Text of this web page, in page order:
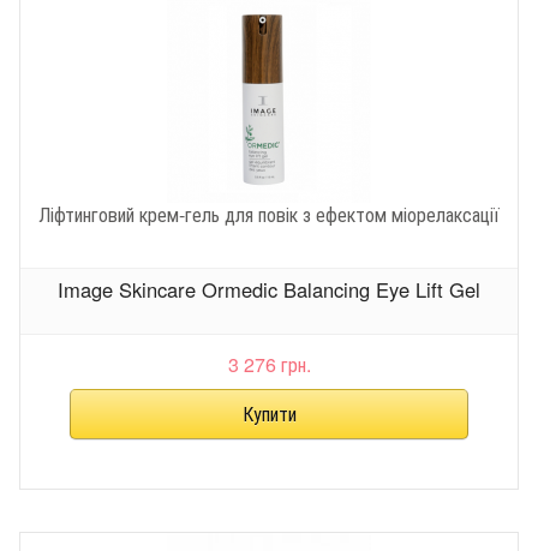
Ліфтинговий крем-гель для повік з ефектом міорелаксації
Image Skincare Ormedic Balancing Eye Lift Gel
3 276 грн.